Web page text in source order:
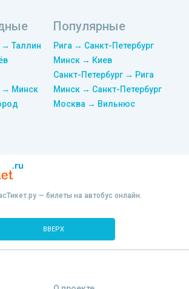
→ Таллин
→ Минск
Популярные
Рига → Санкт-Петербург
Минск → Киев
Санкт-Петербург → Рига
Минск → Санкт-Петербург
Москва → Вильнюс
— билеты на автобус онлайн.
ВВЕРХ